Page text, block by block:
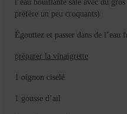
l’eau bouillante salé avec du
préfère un peu croquants)
Égouttez et passer dans de
préparer la vinaigrette
1 oignon ciselé
1 gousse d’ail